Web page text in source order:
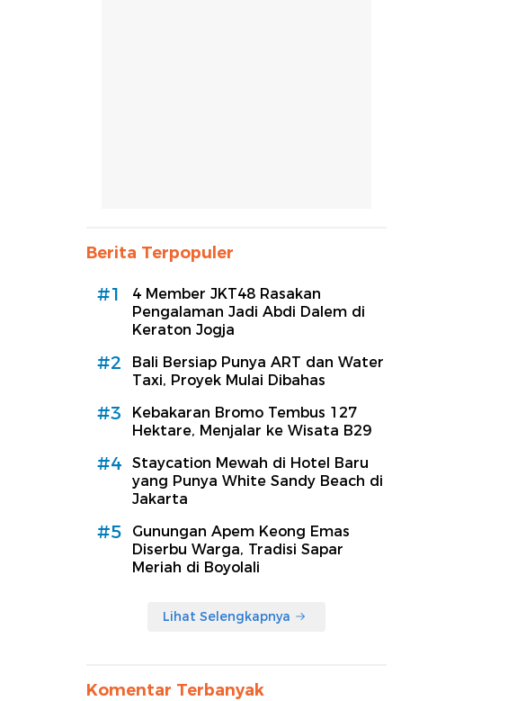
Berita Terpopuler
#1
4 Member JKT48 Rasakan
Pengalaman Jadi Abdi Dalem di
Keraton Jogja
#2
Bali Bersiap Punya ART dan Water
Taxi, Proyek Mulai Dibahas
#3
Kebakaran Bromo Tembus 127
Hektare, Menjalar ke Wisata B29
#4
Staycation Mewah di Hotel Baru
yang Punya White Sandy Beach di
Jakarta
#5
Gunungan Apem Keong Emas
Diserbu Warga, Tradisi Sapar
Meriah di Boyolali
Lihat Selengkapnya
Komentar Terbanyak